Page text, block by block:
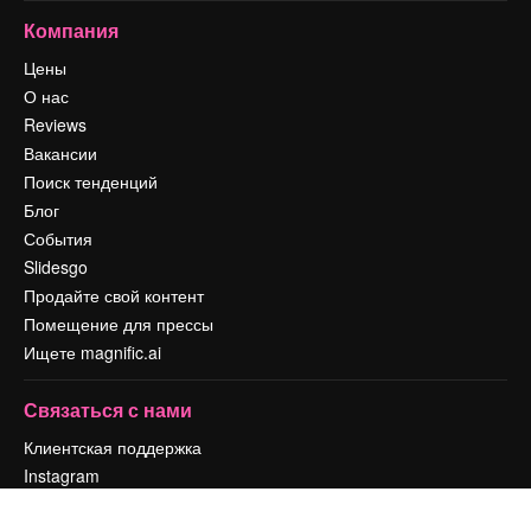
Компания
Цены
О нас
Reviews
Вакансии
Поиск тенденций
Блог
События
Slidesgo
Продайте свой контент
Помещение для прессы
Ищете magnific.ai
Связаться с нами
Клиентская поддержка
Instagram